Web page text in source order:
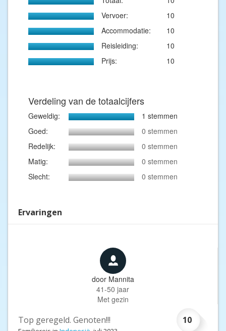
Vervoer:
10
Accommodatie:
10
Reisleiding:
10
Prijs:
10
Verdeling van de totaalcijfers
Geweldig:
1 stemmen
Goed:
0 stemmen
Redelijk:
0 stemmen
Matig:
0 stemmen
Slecht:
0 stemmen
Ervaringen
door Mannita
41-50 jaar
Met gezin
10
Top geregeld. Genoten!!!